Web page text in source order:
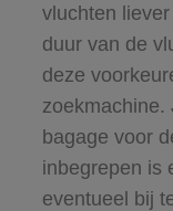
vluchten
duur van de
deze
zoekmachine.
bagage voor
inbegrepen is
eventueel bij